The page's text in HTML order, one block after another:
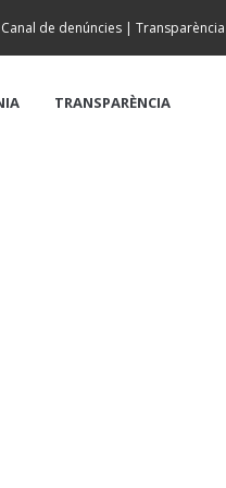
Canal de denúncies | Transparència
TRANSPARÈNCIA